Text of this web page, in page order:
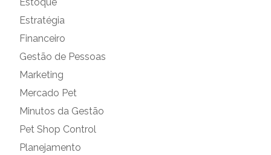
Estoque
Estratégia
Financeiro
Gestão de Pessoas
Marketing
Mercado Pet
Minutos da Gestão
Pet Shop Control
Planejamento